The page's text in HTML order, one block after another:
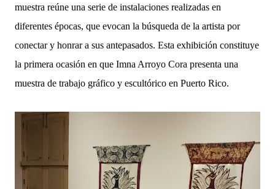
muestra reúne una serie de instalaciones realizadas en
diferentes épocas, que evocan la búsqueda de la artista por
conectar y honrar a sus antepasados. Esta exhibición constituye
la primera ocasión en que Imna Arroyo Cora presenta una
muestra de trabajo gráfico y escultórico en Puerto Rico.